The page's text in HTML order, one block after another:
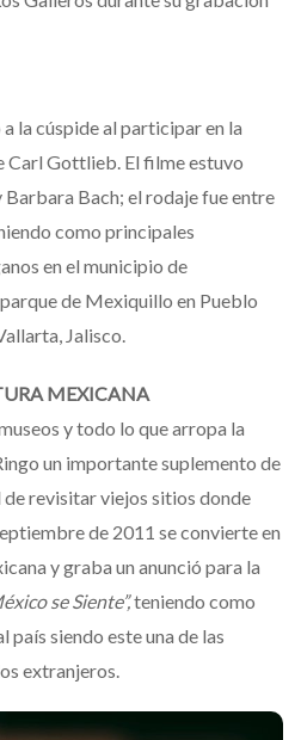
la cúspide al participar en la
Carl Gottlieb. El filme estuvo
Bach; el rodaje fue entre
como principales
en el municipio de
de Mexiquillo en Pueblo
Jalisco.
MEXICANA
y todo lo que arropa la
un importante suplemento de
revisitar viejos sitios donde
de 2011 se convierte en
y graba un anunció para la
se Siente”,teniendo como
siendo este una de las
extranjeros.